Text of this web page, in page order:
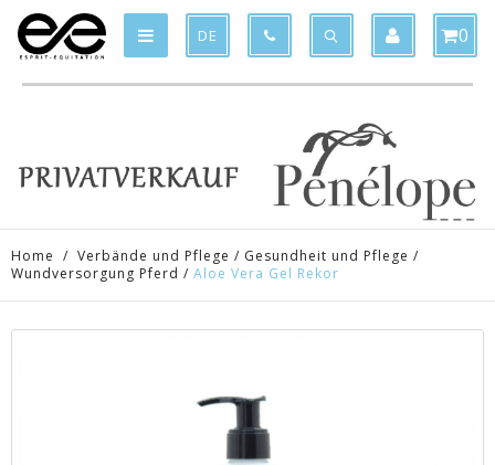
DE 0
Home / Verbände und Pflege / Gesundheit und Pflege /
Wundversorgung Pferd / Aloe Vera Gel Rekor
Product added to the cart x
Product deleted from the cart x